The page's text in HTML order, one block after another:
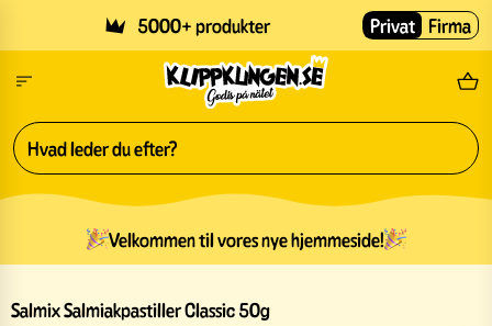
5000+ produkter Privat Firma
Velkommen til vores nye hjemmeside!
Salmix Salmiakpastiller Classic 50g